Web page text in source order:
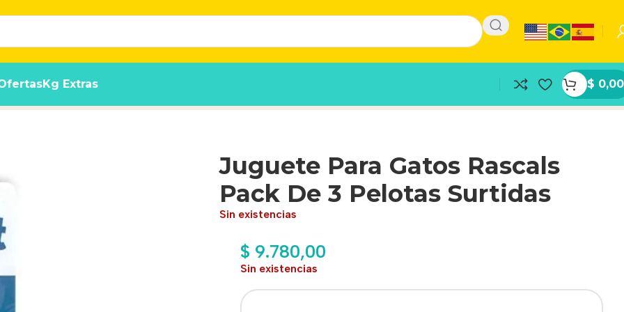
Kg Extras $ 0,00
Surtidas
Juguete Para Gatos Rascals
Pack De 3 Pelotas Surtidas
Sin existencias
$ 9.780,00
Sin existencias